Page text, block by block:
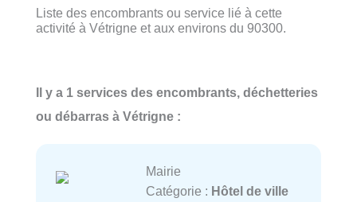
Liste des encombrants ou service lié à cette
activité à Vétrigne et aux environs du 90300.
Il y a 1 services des encombrants, déchetteries
ou débarras à Vétrigne :
Mairie
Catégorie : Hôtel de ville